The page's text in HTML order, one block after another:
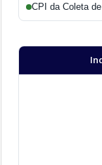
CPI da Coleta